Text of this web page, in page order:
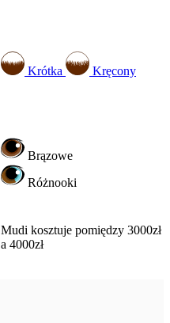
Krótka Kręcony
Brązowe
Różnooki
Mudi kosztuje pomiędzy 3000zł
a 4000zł